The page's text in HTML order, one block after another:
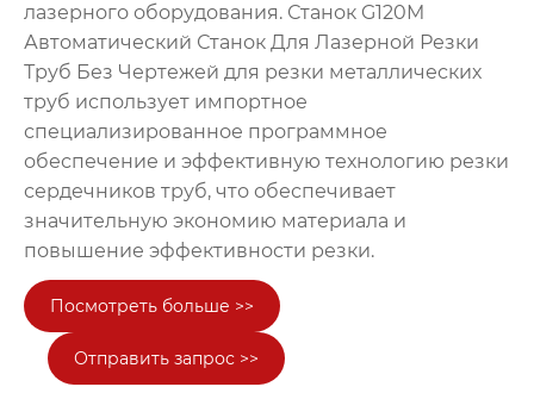
лазерного оборудования. Станок G120M
Автоматический Станок Для Лазерной Резки
Труб Без Чертежей для резки металлических
труб использует импортное
специализированное программное
обеспечение и эффективную технологию резки
сердечников труб, что обеспечивает
значительную экономию материала и
повышение эффективности резки.
Посмотреть больше >>
Отправить запрос >>